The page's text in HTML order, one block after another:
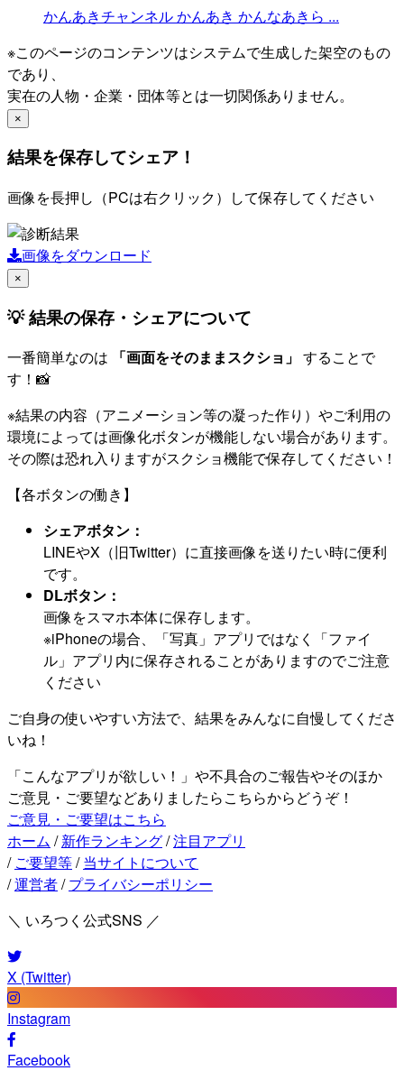
かんあきチャンネルかんあき かんなあきら ...
※このページのコンテンツはシステムで生成した架空のもの
であり、
実在の人物・企業・団体等とは一切関係ありません。
×
結果を保存してシェア！
画像を長押し（PCは右クリック）して保存してください
画像をダウンロード
×
💡 結果の保存・シェアについて
一番簡単なのは 「画面をそのままスクショ」 することで
す！📸
※結果の内容（アニメーション等の凝った作り）やご利用の
環境によっては画像化ボタンが機能しない場合があります。
その際は恐れ入りますがスクショ機能で保存してください！
【各ボタンの働き】
シェアボタン：
LINEやX（旧Twitter）に直接画像を送りたい時に便利
です。
DLボタン：
画像をスマホ本体に保存します。
※iPhoneの場合、「写真」アプリではなく「ファイ
ル」アプリ内に保存されることがありますのでご注意
ください
ご自身の使いやすい方法で、結果をみんなに自慢してくださ
いね！
「こんなアプリが欲しい！」や不具合のご報告やそのほか
ご意見・ご要望などありましたらこちらからどうぞ！
ご意見・ご要望はこちら
ホーム / 新作ランキング/注目アプリ
/ ご要望等/ 当サイトについて
/運営者/ プライバシーポリシー
＼ いろつく公式SNS ／
X (Twitter)
Instagram
Facebook